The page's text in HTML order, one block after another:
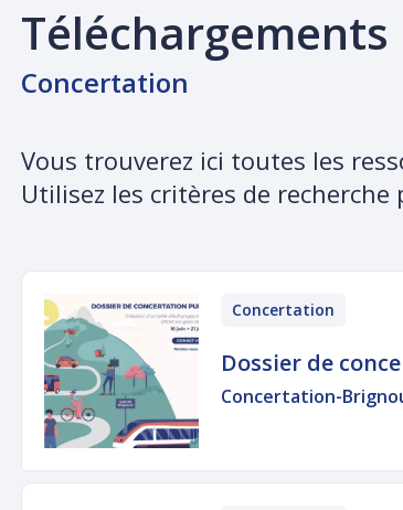
Téléchargements
Concertation
Vous trouverez ici toutes les
Utilisez les critères de
Concertation
Dossier de
Concertation-